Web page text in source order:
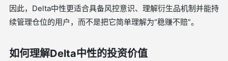
因此，Delta中性更适合具备风控意识、理解衍生品机制并能持
续管理仓位的用户，而不是把它简单理解为“稳赚不赔”。
如何理解Delta中性的投资价值